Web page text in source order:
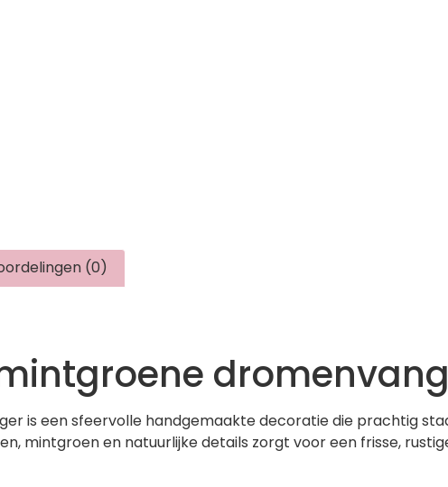
(0)
is een sfeervolle handgemaakte decoratie die prachtig
mintgroen en natuurlijke details zorgt voor een frisse,